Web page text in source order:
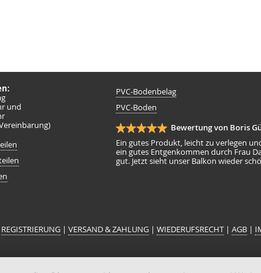
und
Navigation
überspringen
PVC-Bodenbelag
PVC-Boden
Bewertung von Boris
Ein gutes Produkt, leicht zu verlegen
ein gutes Entgenkommen durch Frau
gut. Jetzt sieht unser Balkon wieder
REGISTRIERUNG| VERSAND & ZAHLUNG| WIEDERUFSRECHT| AGB|